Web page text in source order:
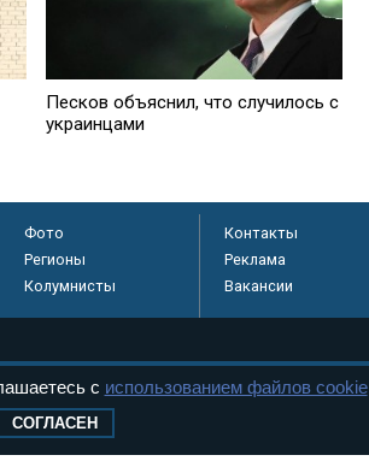
Песков объяснил, что случилось с
украинцами
Фото
Регионы
Колумнисты
Контакты
Реклама
Вакансии
с использованием файлов cookie
СОГЛАСЕН